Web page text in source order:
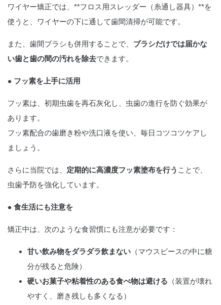
ワイヤー矯正では、**フロス用スレッダー（糸通し器具）**を
使うと、ワイヤーの下に通して歯間清掃が可能です。
また、歯間ブラシも併用することで、 ブラシだけでは届かな
い歯と歯の間の汚れを除去できます。
● フッ素を上手に活用
フッ素は、初期虫歯を再石灰化し、虫歯の進行を防ぐ効果が
あります。
フッ素配合の歯磨き粉や洗口液を使い、毎日コツコツケアし
ましょう。
さらに当院では、 定期的に高濃度フッ素塗布を行う ことで、
虫歯予防を強化しています。
● 食生活にも注意を
矯正中は、次のような食習慣にも注意が必要です：
甘い飲み物をダラダラ飲まない （マウスピースの中に糖
分が残ると危険）
硬いお菓子や粘着性のある食べ物は避ける （装置が壊れ
やすく、磨き残しも多くなる）